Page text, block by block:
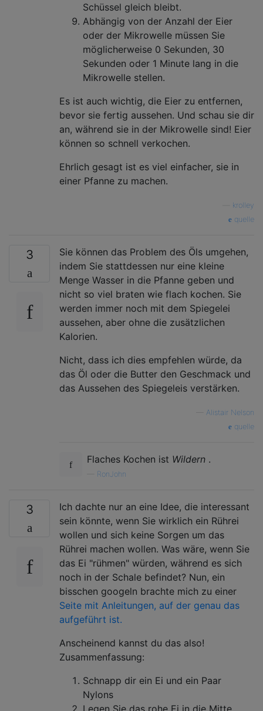
Schüssel gleich bleibt.
Abhängig von der Anzahl der Eier
oder der Mikrowelle müssen Sie
möglicherweise 0 Sekunden, 30
Sekunden oder 1 Minute lang in die
Mikrowelle stellen.
Es ist auch wichtig, die Eier zu entfernen,
bevor sie fertig aussehen. Und schau sie dir
an, während sie in der Mikrowelle sind! Eier
können so schnell verkochen.
Ehrlich gesagt ist es viel einfacher, sie in
einer Pfanne zu machen.
krolley
quelle
3
Sie können das Problem des Öls umgehen,
indem Sie stattdessen nur eine kleine
Menge Wasser in die Pfanne geben und
nicht so viel braten wie flach kochen. Sie
werden immer noch mit dem Spiegelei
aussehen, aber ohne die zusätzlichen
Kalorien.
Nicht, dass ich dies empfehlen würde, da
das Öl oder die Butter den Geschmack und
das Aussehen des Spiegeleis verstärken.
Alistair Nelson
quelle
Flaches Kochen ist Wildern .
RonJohn
3
Ich dachte nur an eine Idee, die interessant
sein könnte, wenn Sie wirklich ein Rührei
wollen und sich keine Sorgen um das
Rührei machen wollen. Was wäre, wenn Sie
das Ei "rühmen" würden, während es sich
noch in der Schale befindet? Nun, ein
bisschen googeln brachte mich zu einer
Seite mit Anleitungen, auf der genau das
aufgeführt ist.
Anscheinend kannst du das also!
Zusammenfassung:
Schnapp dir ein Ei und ein Paar
Nylons
Legen Sie das rohe Ei in die Mitte